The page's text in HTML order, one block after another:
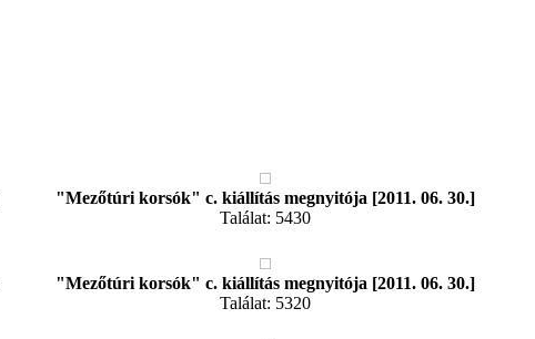
"Mezőtúri korsók" c. kiállítás megnyitója [2011. 06. 30.]
Találat: 5430
"Mezőtúri korsók" c. kiállítás megnyitója [2011. 06. 30.]
Találat: 5320